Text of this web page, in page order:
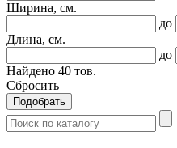
Ширина, см.
до
Длина, см.
до
Найдено 40 тов.
Сбросить
Подобрать